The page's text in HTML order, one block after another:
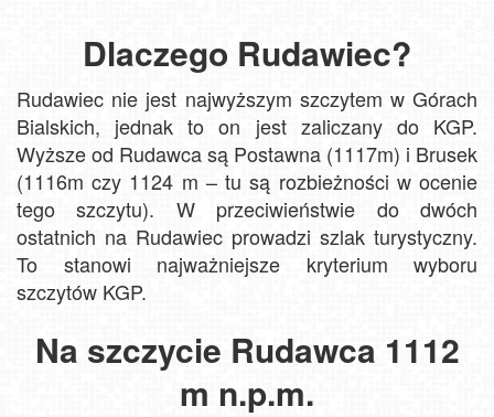
Dlaczego Rudawiec?
Rudawiec nie jest najwyższym szczytem w Górach
Bialskich, jednak to on jest zaliczany do KGP.
Wyższe od Rudawca są Postawna (1117m) i Brusek
(1116m czy 1124 m – tu są rozbieżności w ocenie
tego szczytu). W przeciwieństwie do dwóch
ostatnich na Rudawiec prowadzi szlak turystyczny.
To stanowi najważniejsze kryterium wyboru
szczytów KGP.
Na szczycie Rudawca 1112
m n.p.m.